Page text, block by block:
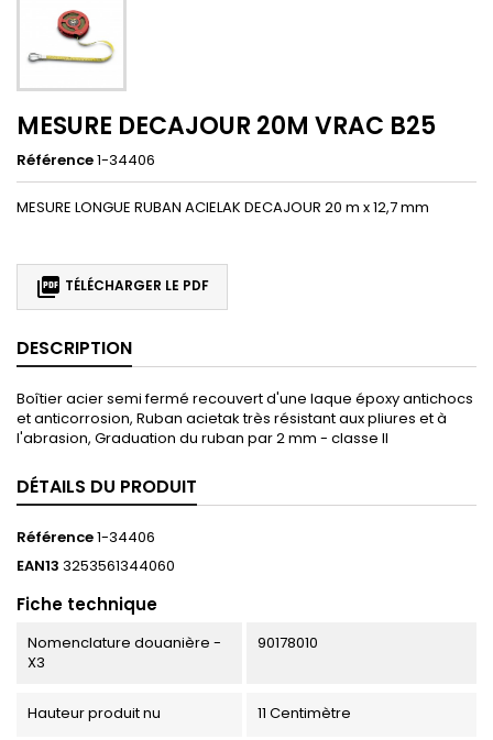
MESURE DECAJOUR 20M VRAC B25
Référence1-34406
MESURE LONGUE RUBAN ACIELAK DECAJOUR 20 m x 12,7 mm
 TÉLÉCHARGER LE PDF
DESCRIPTION
Boîtier acier semi fermé recouvert d'une laque époxy antichocs
et anticorrosion, Ruban acietak très résistant aux pliures et à
l'abrasion, Graduation du ruban par 2 mm - classe II
DÉTAILS DU PRODUIT
Référence1-34406
EAN13 3253561344060
Fiche technique
Nomenclature douanière -
X3
90178010
Hauteur produit nu 11 Centimètre